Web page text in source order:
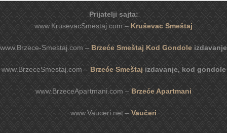
Prijatelji sajta:
www.KrusevacSmestaj.com – Kruševac Smeštaj
www.Brzece-Smestaj.com – Brzeće Smeštaj Kod Gondole izdavanje
www.BrzeceSmestaj.com – Brzeće Smeštaj izdavanje, kod gondole
www.BrzeceApartmani.com –Brzeće Apartmani
www.Vauceri.net –Vaučeri